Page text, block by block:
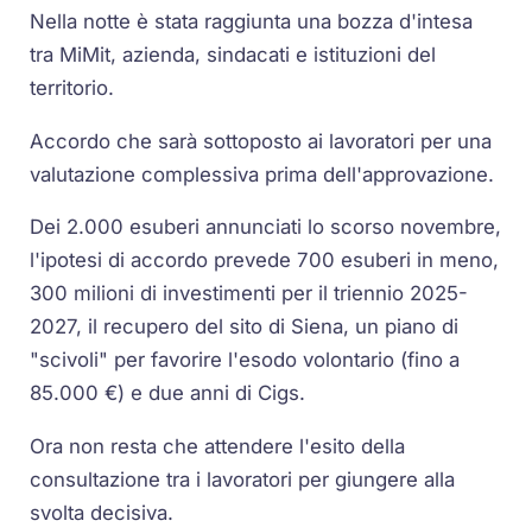
Nella notte è stata raggiunta una bozza d'intesa
tra MiMit, azienda, sindacati e istituzioni del
territorio.
Accordo che sarà sottoposto ai lavoratori per una
valutazione complessiva prima dell'approvazione.
Dei 2.000 esuberi annunciati lo scorso novembre,
l'ipotesi di accordo prevede 700 esuberi in meno,
300 milioni di investimenti per il triennio 2025-
2027, il recupero del sito di Siena, un piano di
"scivoli" per favorire l'esodo volontario (fino a
85.000 €) e due anni di Cigs.
Ora non resta che attendere l'esito della
consultazione tra i lavoratori per giungere alla
svolta decisiva.